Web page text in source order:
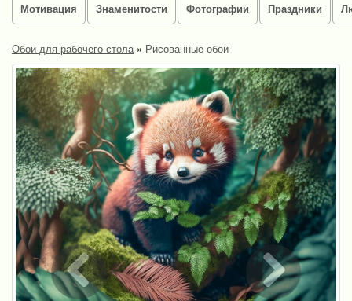
Мотивация Знаменитости Фотографии Праздники
Обои для рабочего стола» Рисованные обои